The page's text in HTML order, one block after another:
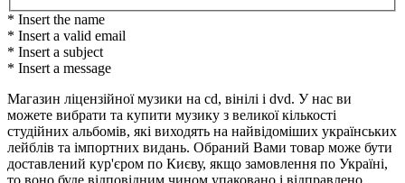
* Insert the name
* Insert a valid email
* Insert a subject
* Insert a message
Магазин ліцензійної музики на cd, вінілі і dvd. У нас ви
можете вибрати та купити музику з великої кількості
студійних альбомів, які виходять на найвідоміших українських
лейблів та імпортних видань. Обраний Вами товар може бути
доставлений кур'єром по Києву, якщо замовлення по Україні,
то воно буде відповідним чином упаковано і відправлено